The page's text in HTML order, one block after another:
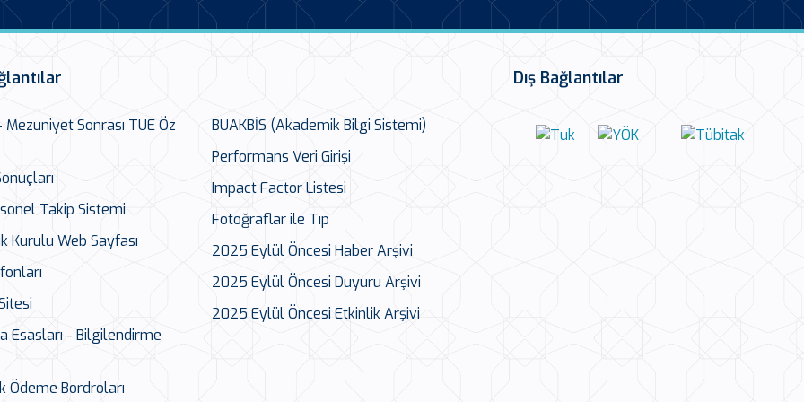
Mezuniyet Sonrası TUE Öz
Takip Sistemi
Kurulu Web Sayfası
Esasları - Bilgilendirme
Ödeme Bordroları
BUAKBİS (Akademik Bilgi Sistemi)
Performans Veri Girişi
Impact Factor Listesi
Fotoğraflar ile Tıp
2025 Eylül Öncesi Haber Arşivi
2025 Eylül Öncesi Duyuru Arşivi
2025 Eylül Öncesi Etkinlik Arşivi
Dış Bağlantılar